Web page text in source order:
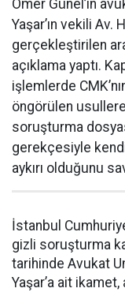
Ömer Günel’in
Yaşar’ın vekili Av.
gerçekleştirilen
açıklama yaptı.
işlemlerde
öngörülen
soruşturma
gerekçesiyle
aykırı olduğunu
İstanbul
gizli soruşturma
tarihinde Avukat
Yaşar’a ait ikamet,